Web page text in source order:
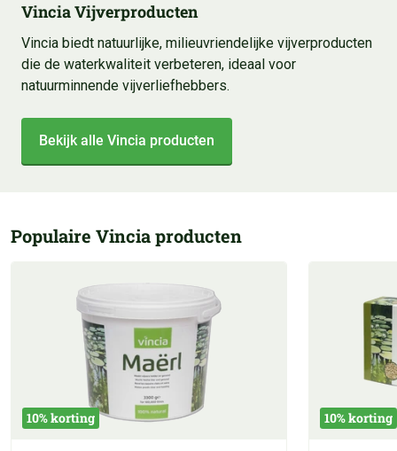
Vincia Vijverproducten
Vincia biedt natuurlijke, milieuvriendelijke vijverproducten
die de waterkwaliteit verbeteren, ideaal voor
natuurminnende vijverliefhebbers.
Bekijk alle Vincia producten
Populaire Vincia producten
10% korting 10% korting